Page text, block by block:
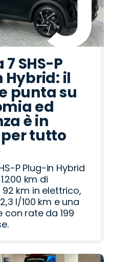
SHS-P
Hybrid: il
punta su
ed
è in
tutto
P Plug-in Hybrid
km di
km in elettrico,
l/100 km e una
con rate da 199